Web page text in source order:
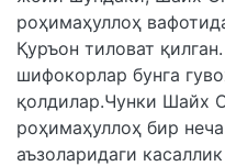
роҳимаҳуллоҳ
Қуръон тиловат
шифокорлар бунга
қолдилар.Чунки Шайх
роҳимаҳуллоҳ бир
аъзоларидаги